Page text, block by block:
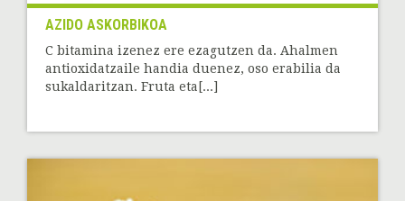
AZIDO ASKORBIKOA
C bitamina izenez ere ezagutzen da. Ahalmen
antioxidatzaile handia duenez, oso erabilia da
sukaldaritzan. Fruta eta[...]